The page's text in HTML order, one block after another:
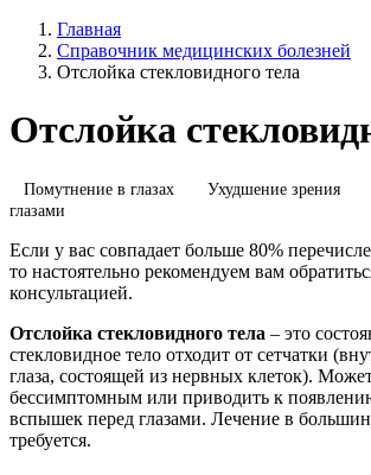
Главная
Справочник медицинских болезней
Отслойка стекловидного тела
Отслойка
Помутнение в глазах Ухудшение зрения
глазами
Если у вас совпадает больше 80%
то настоятельно рекомендуем вам
консультацией.
Отслойка стекловидного тела – это
стекловидное тело отходит от сетчатки
глаза, состоящей из нервных клеток).
бессимптомным или приводить к
вспышек перед глазами. Лечение в
требуется.